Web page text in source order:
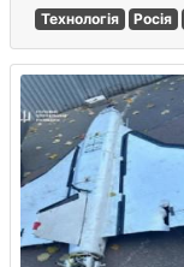
Технологія Росія